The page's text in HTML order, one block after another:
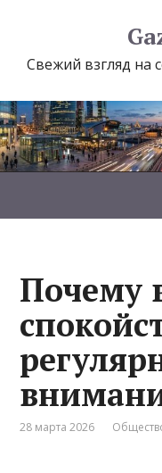
Свежий взгляд на
Почему
28 марта 2026